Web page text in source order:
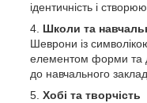
ідентичність і
Школи та
Шеврони із
елементом форми та
до навчального
Хобі та творчість